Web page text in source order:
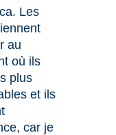
Les
au
où ils
plus
et ils
car je